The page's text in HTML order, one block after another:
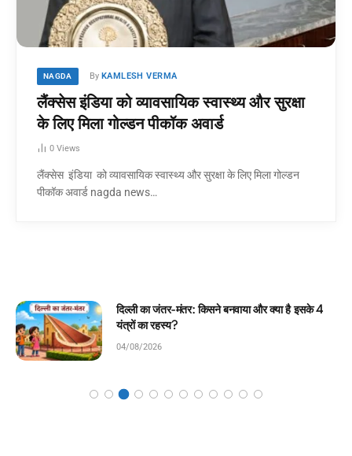
NAGDA By KAMLESH VERMA
लैंक्‍सेस इंडिया को व्यावसायिक स्वास्थ्य और सुरक्षा
के लिए मिला गोल्डन पीकॉक अवार्ड
0 Views
लैंक्‍सेस इंडिया को व्यावसायिक स्वास्थ्य और सुरक्षा के लिए मिला गोल्डन
पीकॉक अवार्ड nagda news…
बनवाया और क्या है इसके 4
घमंडी मोर और समझदार